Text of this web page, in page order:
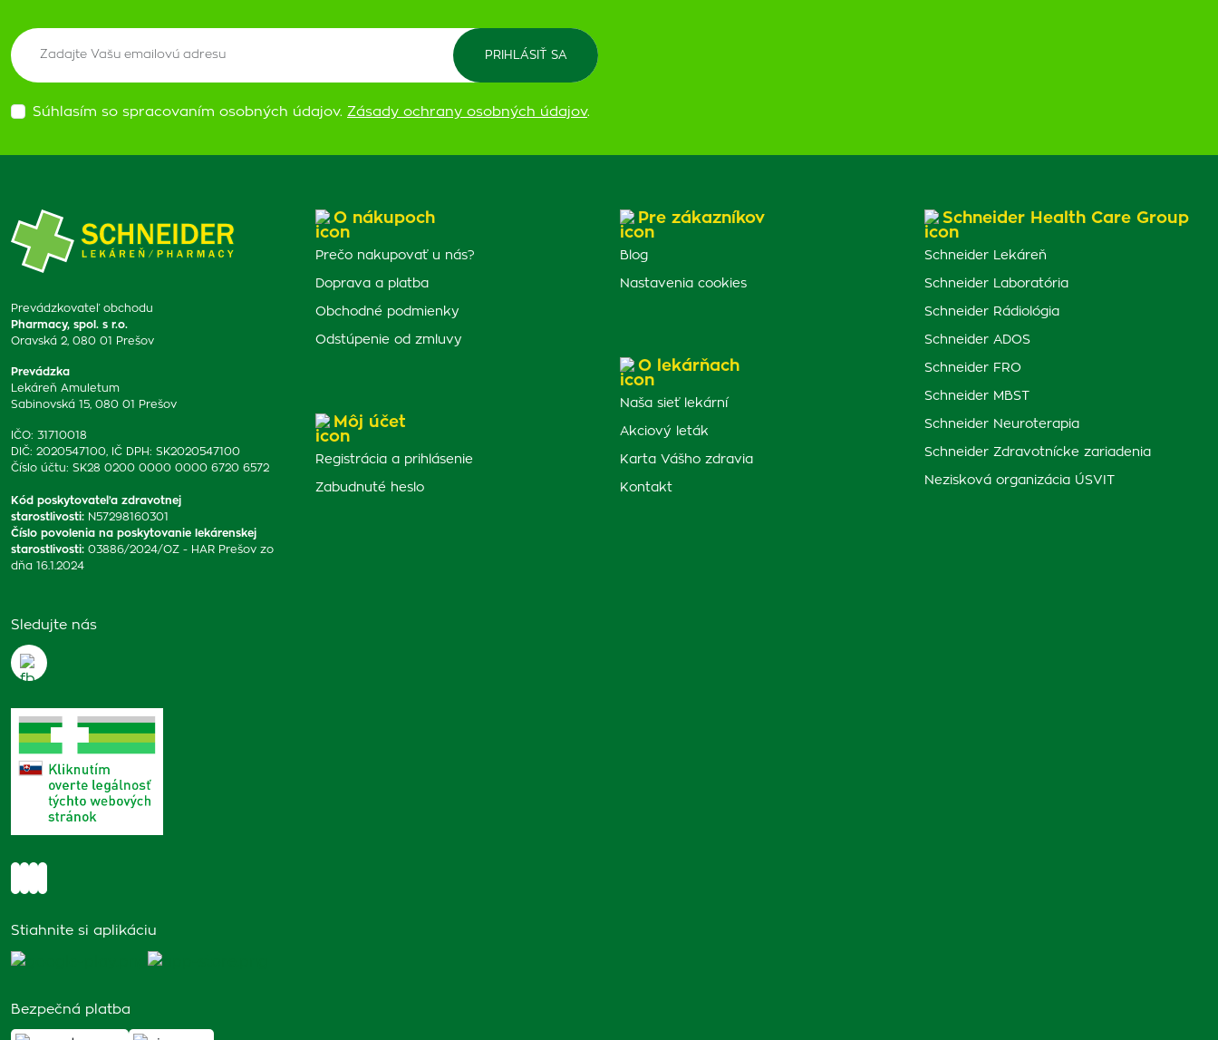
Súhlasím so spracovaním osobných údajov. Zásady ochrany osobných údajov.
Prevádzkovateľ obchodu
Pharmacy, spol. s r.o.
Oravská 2, 080 01 Prešov
Prevádzka
Lekáreň Amuletum
Sabinovská 15, 080 01 Prešov
IČO: 31710018
DIČ: 2020547100, IČ DPH: SK2020547100
Číslo účtu: SK28 0200 0000 0000 6720 6572
Kód poskytovateľa zdravotnej
starostlivosti: N57298160301
Číslo povolenia na poskytovanie lekárenskej
starostlivosti: 03886/2024/OZ - HAR Prešov zo
dňa 16.1.2024
Sledujte nás
Stiahnite si aplikáciu
Bezpečná platba
O nákupoch
Prečo nakupovať u nás?
Doprava a platba
Obchodné podmienky
Odstúpenie od zmluvy
Môj účet
Registrácia a prihlásenie
Zabudnuté heslo
Pre zákazníkov
Blog
Nastavenia cookies
O lekárňach
Naša sieť lekární
Akciový leták
Karta Vášho zdravia
Kontakt
Schneider Health Care Group
Schneider Lekáreň
Schneider Laboratória
Schneider Rádiológia
Schneider ADOS
Schneider FRO
Schneider MBST
Schneider Neuroterapia
Schneider Zdravotnícke zariadenia
Nezisková organizácia ÚSVIT